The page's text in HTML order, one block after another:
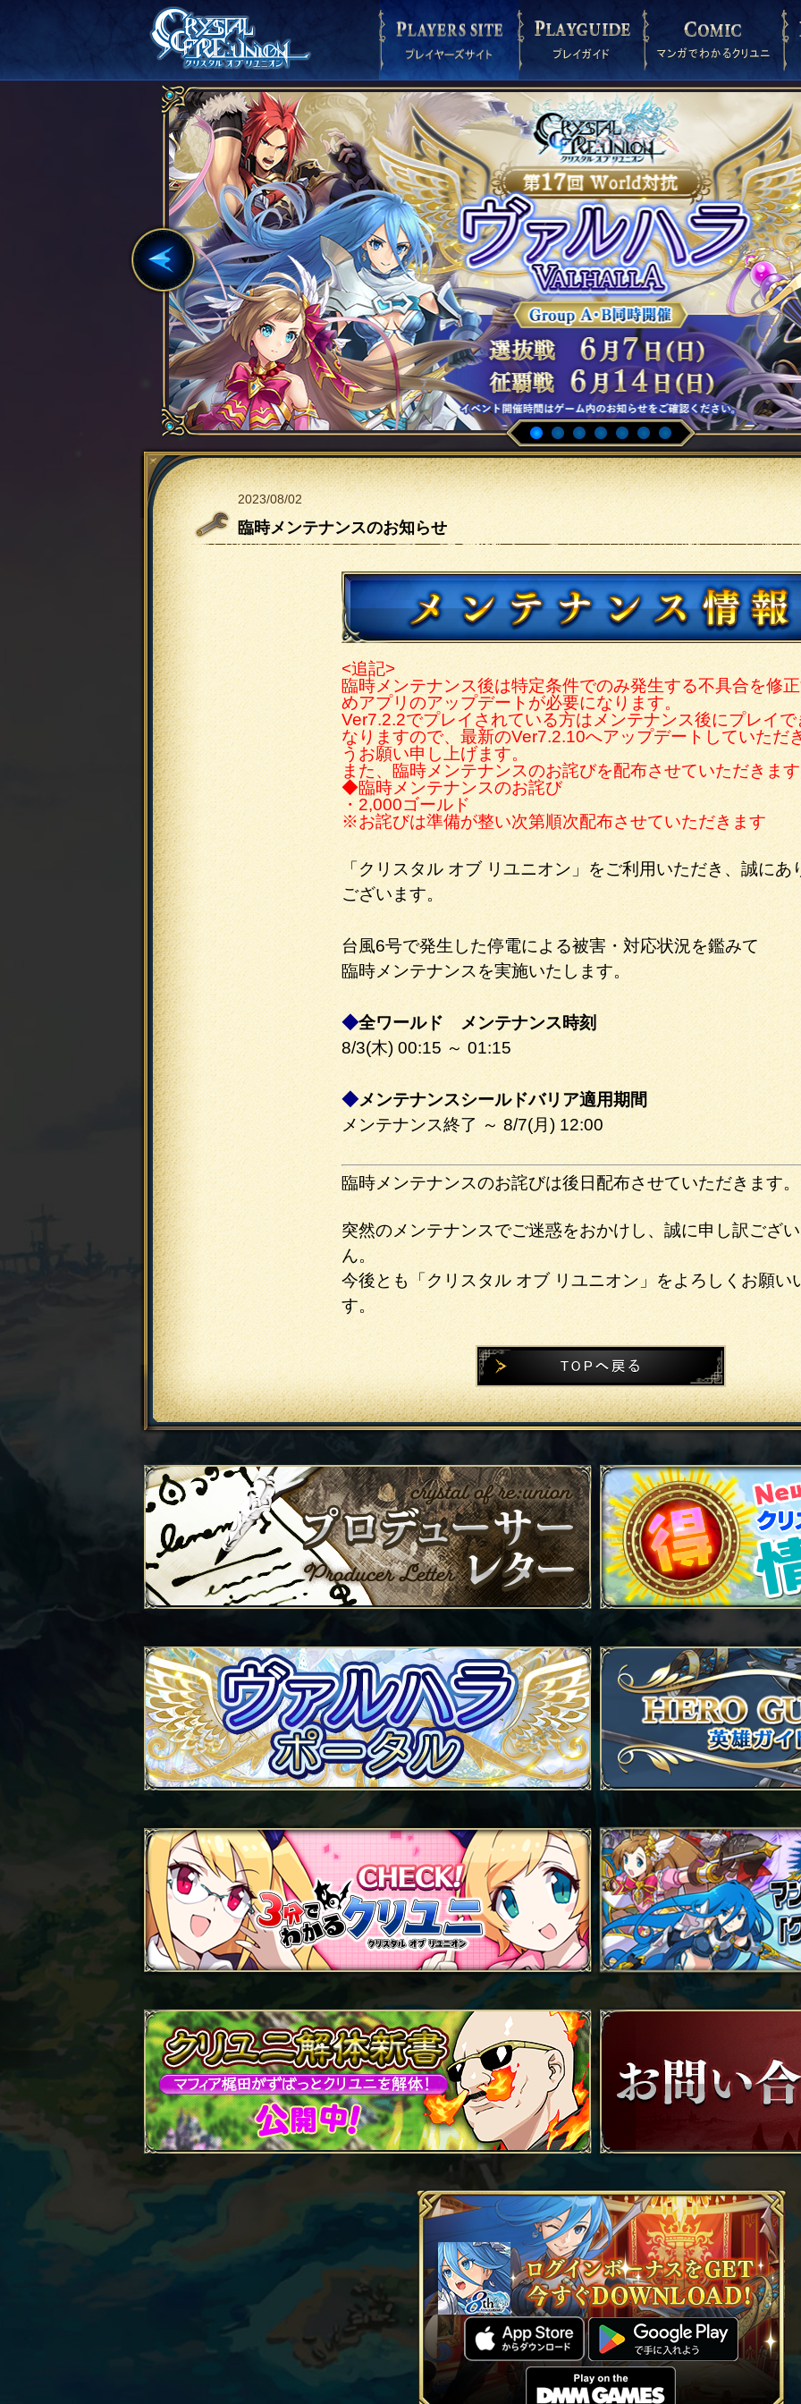
2023/08/02
臨時メンテナンスのお知らせ
<追記>
臨時メンテナンス後は特定条件でのみ発生する不具合を修
めアプリのアップデートが必要になります。
Ver7.2.2でプレイされている方はメンテナンス後にプレイで
なりますので、最新のVer7.2.10へアップデートしていただ
うお願い申し上げます。
また、臨時メンテナンスのお詫びを配布させていただきま
◆臨時メンテナンスのお詫び
・2,000ゴールド
※お詫びは準備が整い次第順次配布させていただきます
「クリスタル オブ リユニオン」をご利用いただき、誠にあ
ございます。
台風6号で発生した停電による被害・対応状況を鑑みて
臨時メンテナンスを実施いたします。
◆全ワールド メンテナンス時刻
8/3(木) 00:15 ～ 01:15
◆メンテナンスシールドバリア適用期間
メンテナンス終了 ～ 8/7(月) 12:00
臨時メンテナンスのお詫びは後日配布させていただきます。
突然のメンテナンスでご迷惑をおかけし、誠に申し訳ござ
ん。
今後とも「クリスタル オブ リユニオン」をよろしくお願い
す。